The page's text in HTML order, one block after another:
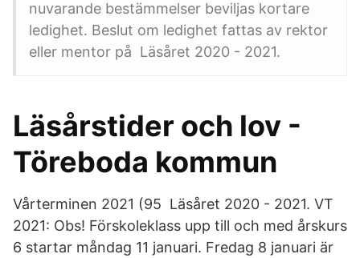
nuvarande bestämmelser beviljas kortare
ledighet. Beslut om ledighet fattas av rektor
eller mentor på Läsåret 2020 - 2021.
Läsårstider och lov -
Töreboda kommun
Vårterminen 2021 (95 Läsåret 2020 - 2021. VT
2021: Obs! Förskoleklass upp till och med årskurs
6 startar måndag 11 januari. Fredag 8 januari är